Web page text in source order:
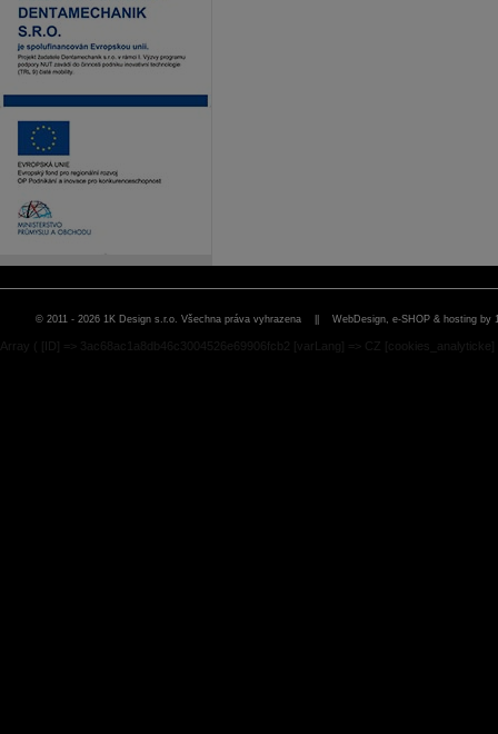
© 2011 - 2026 1K Design s.r.o. Všechna práva vyhrazena || WebDesign, e-SHOP & hosting by
Array ( [ID] => 3ac68ac1a8db46c3004526e69906fcb2 [varLang] => CZ